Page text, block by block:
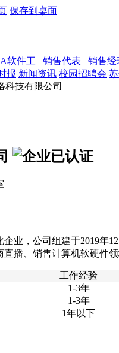
保存到桌面
软件工 销售代表 销售经
报 新闻资讯 校园招聘会
科技有限公司
业，公司组建于2019年
播、销售计算机软硬件
工作经验
1-3年
1-3年
1年以下